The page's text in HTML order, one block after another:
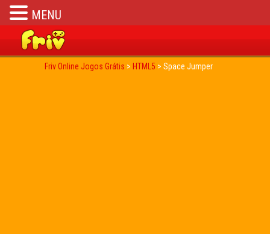
Friv Online Jogos Grátis > HTML5 > Space Jumper
MENU